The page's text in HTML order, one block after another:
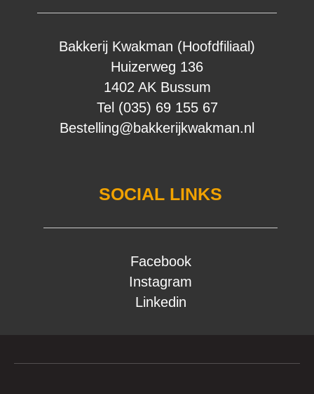
Bakkerij Kwakman (Hoofdfiliaal)
Huizerweg 136
1402 AK Bussum
Tel (035) 69 155 67
Bestelling@bakkerijkwakman.nl
SOCIAL LINKS
Facebook
Instagram
Linkedin